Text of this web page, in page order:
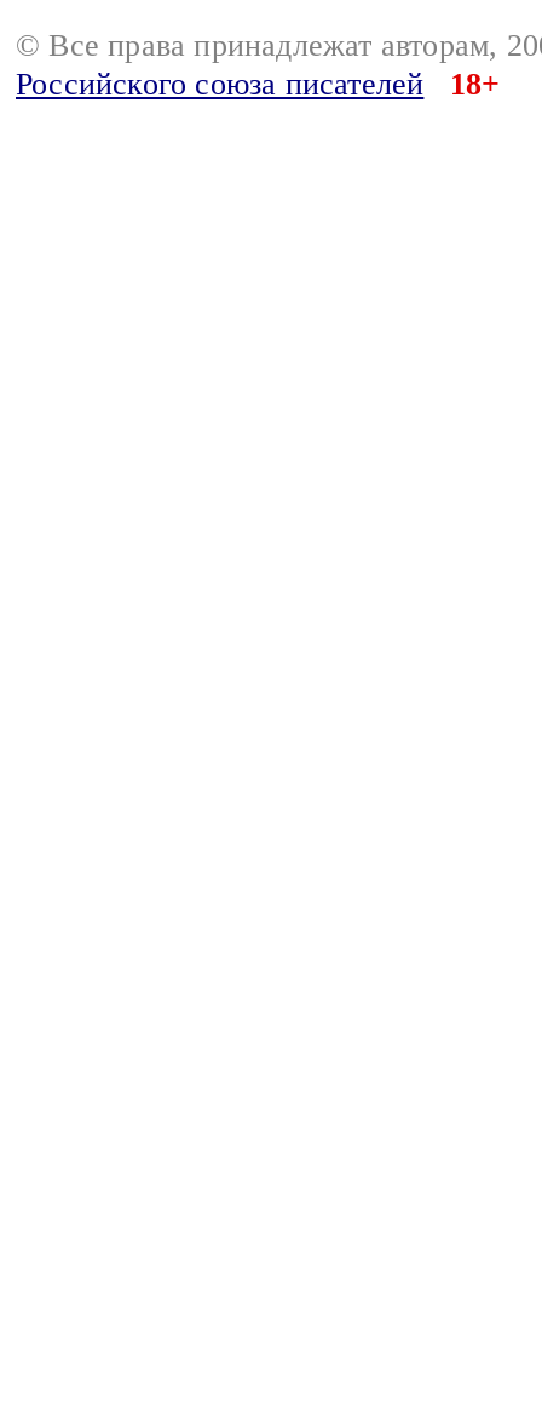
© Все права принадлежат авторам,
Российского союза писателей
18+